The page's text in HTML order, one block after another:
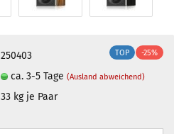
TOP -25%
250403
ca. 3-5 Tage(Ausland abweichend)
33 kg je Paar